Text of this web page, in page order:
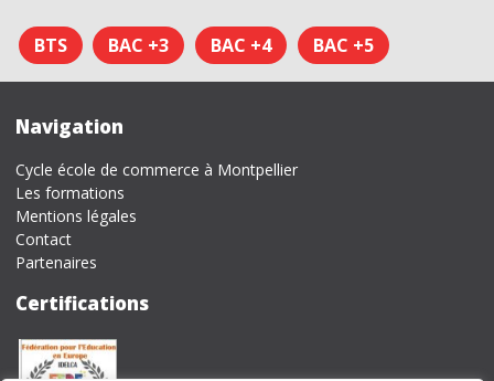
BTS BAC +3 BAC +4 BAC +5
Navigation
Cycle école de commerce à Montpellier
Les formations
Mentions légales
Contact
Partenaires
Certifications